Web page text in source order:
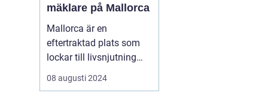
mäklare på Mallorca
Mallorca är en
eftertraktad plats som
lockar till livsnjutning
bland kristallklart vatten,
pittoreska landskap och
08 augusti 2024